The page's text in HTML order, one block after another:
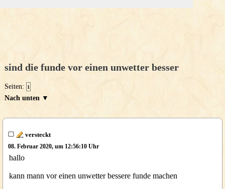
sind die funde vor einen unwetter besser
Seiten: 1
Nach unten ▼
versteckt
08. Februar 2020, um 12:56:10 Uhr
hallo
kann mann vor einen unwetter bessere funde machen